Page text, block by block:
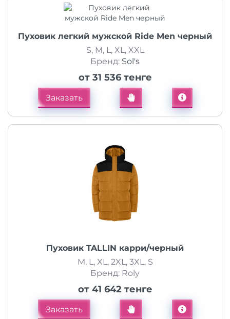
Пуховик легкий мужской Ride Men черный
S, M, L, XL, XXL
Бренд: Sol's
от 31 536 тенге
Заказать
Пуховик TALLIN карри/черный
M, L, XL, 2XL, 3XL, S
Бренд: Roly
от 41 642 тенге
Заказать